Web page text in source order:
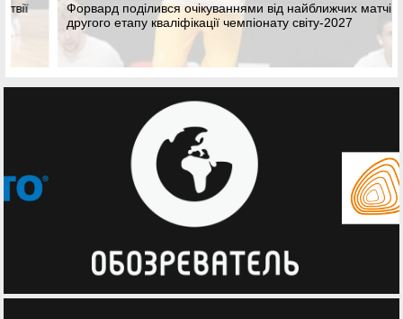
Форвард поділився очікуваннями від найближчих матчів
другого етапу кваліфікації чемпіонату світу-2027